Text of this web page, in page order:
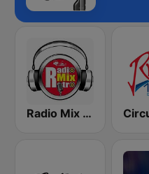
Radio Mix Retro